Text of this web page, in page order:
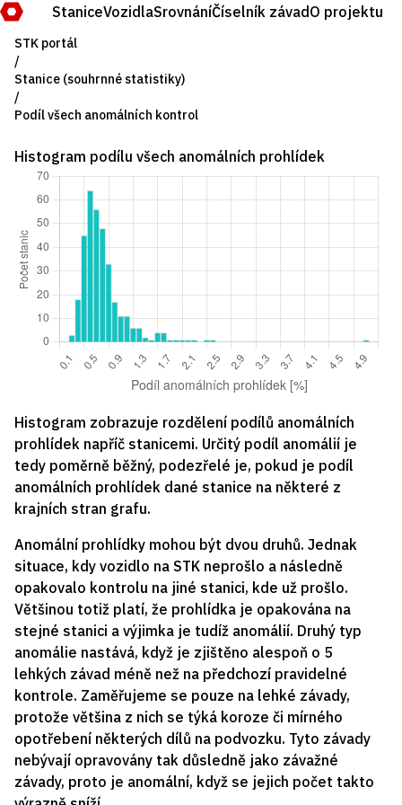
StaniceVozidlaSrovnáníČíselník závad O projektu
STK portál
/
Stanice (souhrnné statistiky)
/
Podíl všech anomálních kontrol
Histogram podílu všech anomálních prohlídek
Histogram zobrazuje rozdělení podílů anomálních
prohlídek napříč stanicemi. Určitý podíl anomálií je
tedy poměrně běžný, podezřelé je, pokud je podíl
anomálních prohlídek dané stanice na některé z
krajních stran grafu.
Anomální prohlídky mohou být dvou druhů. Jednak
situace, kdy vozidlo na STK neprošlo a následně
opakovalo kontrolu na jiné stanici, kde už prošlo.
Většinou totiž platí, že prohlídka je opakována na
stejné stanici a výjimka je tudíž anomálií. Druhý typ
anomálie nastává, když je zjištěno alespoň o 5
lehkých závad méně než na předchozí pravidelné
kontrole. Zaměřujeme se pouze na lehké závady,
protože většina z nich se týká koroze či mírného
opotřebení některých dílů na podvozku. Tyto závady
nebývají opravovány tak důsledně jako závažné
závady, proto je anomální, když se jejich počet takto